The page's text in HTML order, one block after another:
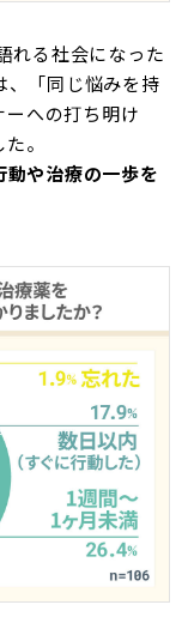
れる社会になった
、「同じ悩みを持
への打ち明け
。
や治療の一歩を